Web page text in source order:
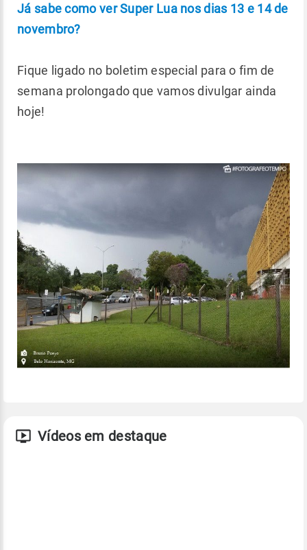
Já sabe como ver Super Lua nos dias 13 e 14 de
novembro?
Fique ligado no boletim especial para o fim de
semana prolongado que vamos divulgar ainda
hoje!
Vídeos em destaque